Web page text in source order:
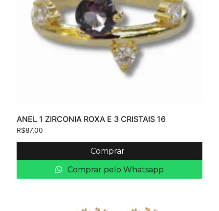
ANEL 1 ZIRCONIA ROXA E 3 CRISTAIS 16
R$87,00
Comprar
Comprar pelo Whatsapp